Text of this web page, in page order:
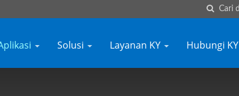
Solusi Layanan KY Hubungi KY